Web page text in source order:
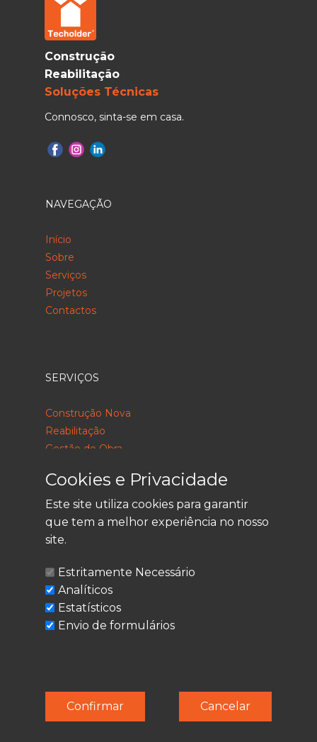
Construção
Reabilitação
Soluções Técnicas
Connosco, sinta-se em casa.
NAVEGAÇÃO
Início
Sobre
Serviços
Projetos
Contactos
SERVIÇOS
Construção Nova
Reabilitação
Gestão de Obra
LEGAL
Política de Privacidade
Termos de Utilização
Cookies
© Techolder. Todos os direitos reservados.
SmashLine
Cookies e Privacidade
Este site utiliza cookies para garantir
que tem a melhor experiência no nosso
site.
Estritamente Necessário
Analíticos
Estatísticos
Envio de formulários
Cancelar
Confirmar